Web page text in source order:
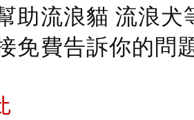
助流浪貓 流浪
免費告訴你的問